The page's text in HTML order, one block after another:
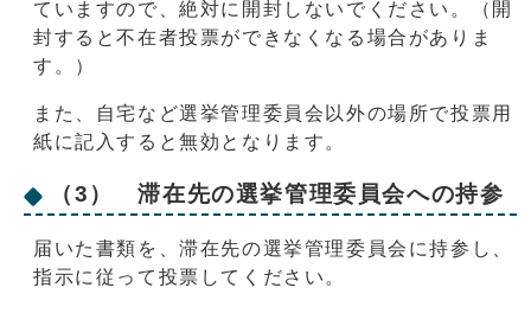
ていますので、絶対に開封しないでください。（開
封すると不在者投票ができなくなる場合がありま
す。）
また、自宅など選挙管理委員会以外の場所で投票用
紙に記入すると無効となります。
（3） 滞在先の選挙管理委員会への持参
届いた書類を、滞在先の選挙管理委員会に持参し、
指示に従って投票してください。